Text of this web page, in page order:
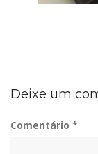
Deixe um
Comentário *